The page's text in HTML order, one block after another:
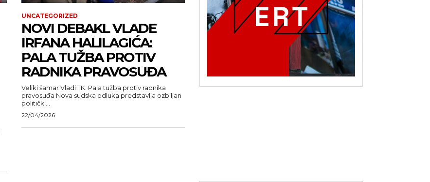
UNCATEGORIZED
NOVI DEBAKL VLADE
IRFANA HALILAGIĆA:
PALA TUŽBA PROTIV
RADNIKA PRAVOSUĐA
Veliki šamar Vladi TK: Pala tužba protiv radnika
pravosuđa Nova sudska odluka predstavlja ozbiljan
politički...
22/04/2026